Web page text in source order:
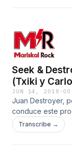
años de ausencia.
Seek &
(Txiki y
JUN 14, 2018 ·
Juan Destroyer,
conduce este
mejores bandas
Este tramo
Transcribe →